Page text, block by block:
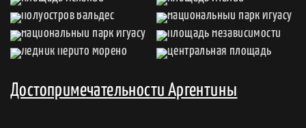
Достопримечательности Аргентины